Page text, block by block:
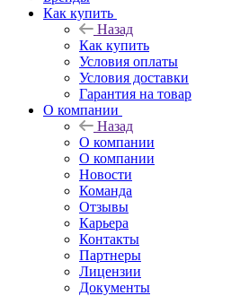
Как купить
Назад
Как купить
Условия оплаты
Условия доставки
Гарантия на товар
О компании
Назад
О компании
О компании
Новости
Команда
Отзывы
Карьера
Контакты
Партнеры
Лицензии
Документы